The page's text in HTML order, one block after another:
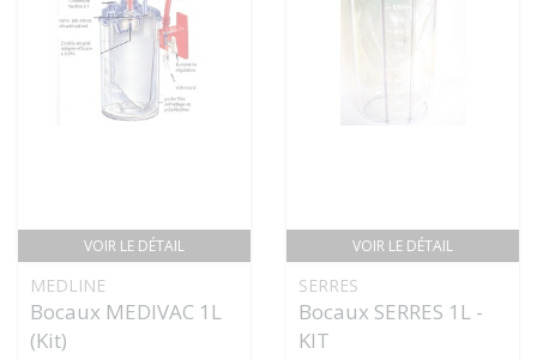
VOIR LE DÉTAIL
MEDLINE
Bocaux MEDIVAC 1L
(Kit)
VOIR LE DÉTAIL
SERRES
Bocaux SERRES 1L -
KIT